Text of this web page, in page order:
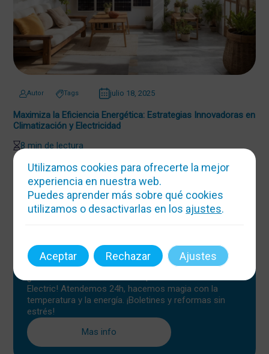
Autor Tags julio 18, 2025
Maximiza la Eficiencia Energética: Estrategias Innovadoras en
Climatización y Electricidad
8 min de lectura
¡Clima y Luz Top!
Electric! Atendemos 24h, hacemos magia con la
temperatura y la energía. ¡Boletines y reformas sin
estrés!
Mas info
Utilizamos cookies para ofrecerte la mejor
experiencia en nuestra web.
Puedes aprender más sobre qué cookies
utilizamos o desactivarlas en los ajustes.
Aceptar Rechazar Ajustes